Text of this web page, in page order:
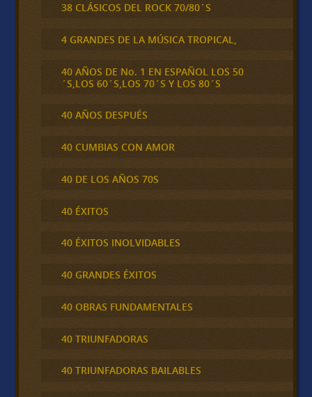
38 CLÁSICOS DEL ROCK 70/80´S
4 GRANDES DE LA MÚSICA TROPICAL,
40 AÑOS DE No. 1 EN ESPAÑOL LOS 50
´S,LOS 60´S,LOS 70´S Y LOS 80´S
40 AÑOS DESPUÉS
40 CUMBIAS CON AMOR
40 DE LOS AÑOS 70S
40 ÉXITOS
40 ÉXITOS INOLVIDABLES
40 GRANDES ÉXITOS
40 OBRAS FUNDAMENTALES
40 TRIUNFADORAS
40 TRIUNFADORAS BAILABLES